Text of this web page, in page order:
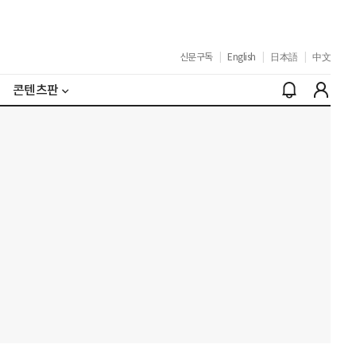
신문구독 English 日本語 中文
콘텐츠판